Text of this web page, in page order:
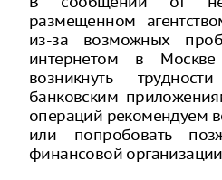
размещенном
из-за возможных
интернетом в
возникнуть
банковским
операций рекомендуем
или попробовать
финансовой